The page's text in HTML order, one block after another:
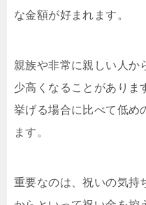
な金額が好まれます。
親族や非常に親しい人か
少高くなることがありま
挙げる場合に比べて低め
ます。
重要なのは、祝いの気持